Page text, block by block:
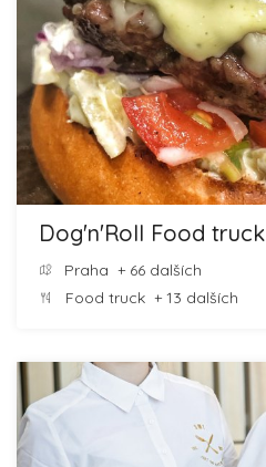
Dog'n'Roll Food truck
Praha + 66 dalších
Food truck + 13 dalších